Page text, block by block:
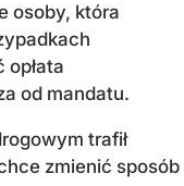
osoby, która
opłata
od mandatu.
trafił
zmienić sposób